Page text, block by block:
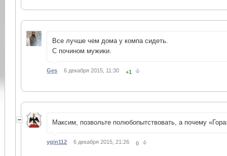
Все лучше чем дома у компа сидеть.
С почином мужики.
Ges 6 декабря 2015, 11:30 +1
Максим, позвольте полюбопытствовать, а почему
ygin112 6 декабря 2015, 21:26 0